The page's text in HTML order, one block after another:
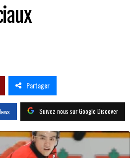
Partager
Suivez-nous sur Google Discover